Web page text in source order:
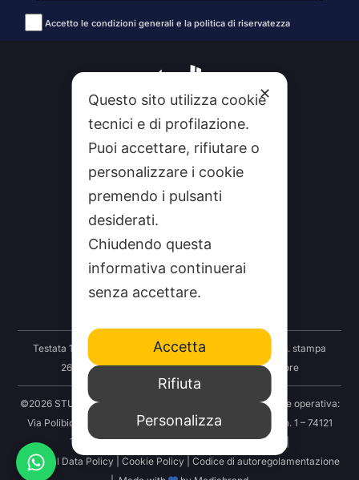
Accetto le condizioni generali e la politica di riservatezza
CHI SIAMO
CONTATTI
FEEDRSS
Testata 100 Notizie: Registrazione Tribunale Taranto reg. stampa
2625/2024 del 12.09.2024 Indipendenza S.r.l. Editore
©2026 STUDIO100 – Società Cooperativa 100 Media | Sede operativa:
Via Polibio 89 – 74121 Taranto | Sede legale: Via Abruzzo n. 1 – 74121
Taranto | P.IVA: 03414830731 | REA: TA-251456 |
Personal Data Policy
Cookie Policy
Codice di autoregolamentazione
✕
Questo sito utilizza cookie
tecnici e di profilazione.
Puoi accettare, rifiutare o
personalizzare i cookie
premendo i pulsanti
desiderati.
Chiudendo questa
informativa continuerai
senza accettare.
Accetta
Rifiuta
Personalizza